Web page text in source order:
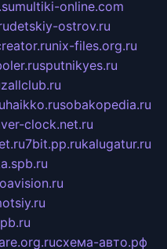
multiki-online.com
detskiy-ostrov.ru
nix-files.org.ru
sputnikyes.ru
zallclub.ru
haikko.rusobakopedia.ru
clock.net.ru
7bit.pp.rukalugatur.ru
схема-авто.рф